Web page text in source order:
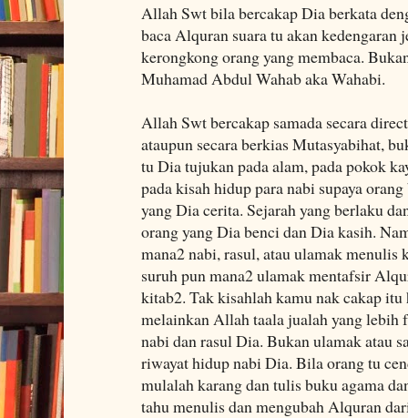
Allah Swt bila bercakap Dia berkata
baca Alquran suara tu akan kedengaran
kerongkong orang yang membaca.
Muhamad Abdul Wahab aka Wahabi.
Allah Swt bercakap samada secara
ataupun secara berkias Mutasyabihat,
tu Dia tujukan pada alam, pada pokok
pada kisah hidup para nabi supaya
yang Dia cerita. Sejarah yang berlaku
orang yang Dia benci dan Dia kasih.
mana2 nabi, rasul, atau ulamak
suruh pun mana2 ulamak mentafsir
kitab2. Tak kisahlah kamu nak cakap
melainkan Allah taala jualah yang lebih
nabi dan rasul Dia. Bukan ulamak atau
riwayat hidup nabi Dia. Bila orang tu
mulalah karang dan tulis buku agama
tahu menulis dan mengubah Alquran